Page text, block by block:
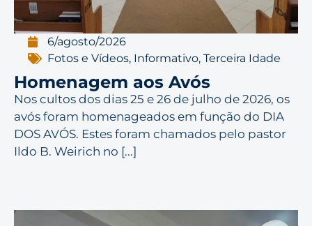
6/agosto/2026
Fotos e Vídeos, Informativo,Terceira Idade
Homenagem aos Avós
Nos cultos dos dias 25 e 26 de julho de 2026, os
avós foram homenageados em função do DIA
DOS AVÓS. Estes foram chamados pelo pastor
Ildo B. Weirich no [...]